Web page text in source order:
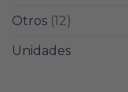
Otros (12)
Unidades